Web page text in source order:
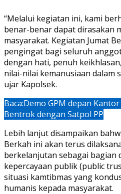
“Melalui kegiatan ini, kami
benar-benar dapat dirasakan
masyarakat. Kegiatan Jumat
pengingat bagi seluruh
dengan hati, penuh
nilai-nilai kemanusiaan dalam
ujar Kapolsek.
Baca:Demo GPM depan
Bentrok dengan Satpol PP
Lebih lanjut disampaikan
Berkah ini akan terus
berkelanjutan sebagai bagian
kepercayaan publik (public
situasi kamtibmas yang
humanis kepada masyarakat.